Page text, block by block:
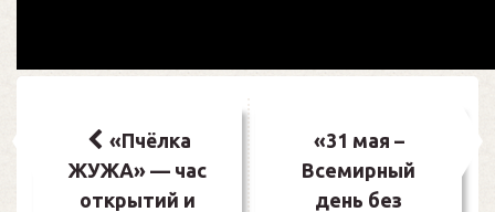
записям
«Пчёлка
ЖУЖА» — час
открытий и
«31 мая –
Всемирный
день без